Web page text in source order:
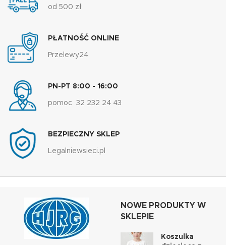
od 500 zł
PŁATNOŚĆ ONLINE
Przelewy24
PN-PT 8:00 - 16:00
pomoc 32 232 24 43
BEZPIECZNY SKLEP
Legalniewsieci.pl
NOWE PRODUKTY W
SKLEPIE
Koszulka